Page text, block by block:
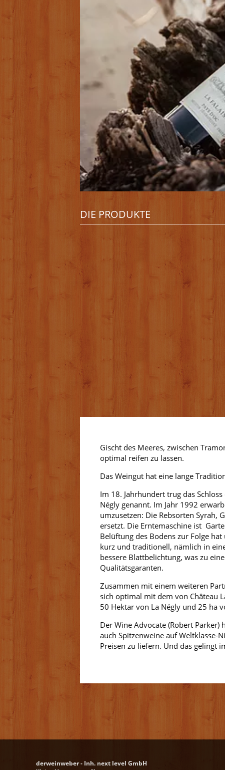
DIE PRODUKTE
Gischt des Meeres, zwischen
optimal reifen zu lassen.
Das Weingut hat eine lange
Im 18. Jahrhundert trug das
Négly genannt. Im Jahr 1992
umzusetzen: Die Rebsorten Syrah,
ersetzt. Die Erntemaschine ist
Belüftung des Bodens zur Folge
kurz und traditionell, nämlich in
bessere Blattbelichtung, was zu
Qualitätsgaranten.
Zusammen mit einem weiteren
sich optimal mit dem von Château
50 Hektar von La Négly und 25 ha
Der Wine Advocate (Robert Parker)
auch Spitzenweine auf Weltklasse-
Preisen zu liefern. Und das gelingt
derweinweber - Inh. next level GmbH